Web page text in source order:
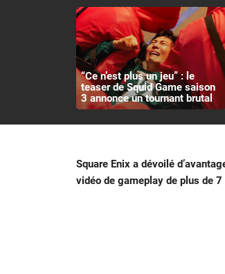
“Ce n’est plus un jeu” : le
teaser de Squid Game saison
3 annonce un tournant brutal
Square Enix a dévoilé
vidéo de gameplay de plus de